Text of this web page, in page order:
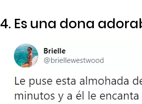
4. Es una dona